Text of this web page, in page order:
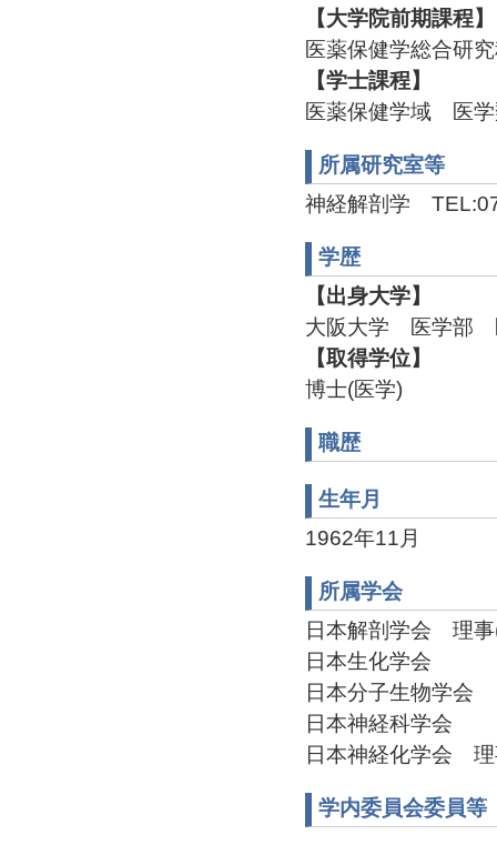
【大学院前期課程】
医薬保健学総合研
【学士課程】
医薬保健学域 医
所属研究室等
神経解剖学
学歴
【出身大学】
大阪大学 医学部
【取得学位】
博士(医学)
職歴
生年月
1962年11月
所属学会
日本解剖学会 理
日本生化学会
日本分子生物学会
日本神経科学会
日本神経化学会
学内委員会委員等